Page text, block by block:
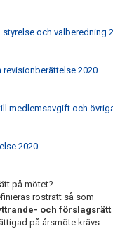
och valberedning
2020
medlemsavgift och
2020
på mötet?
rösträtt så som
och
på årsmöte krävs: